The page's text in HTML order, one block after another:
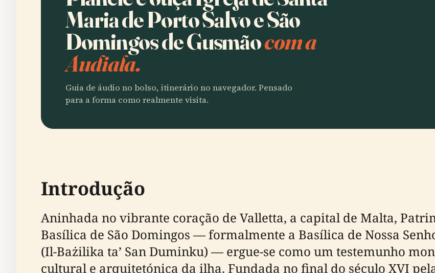
Maria de Porto Salvo e São
Domingos de Gusmãocom a
Audiala.
Guia de áudio no bolso, itinerário no navegador. Pensado
para a forma como realmente visita.
Introdução
Aninhada no vibrante coração de Valletta, a capital de Malta,
Basílica de São Domingos — formalmente a Basílica de Nossa
(Il-Bażilika ta’ San Duminku) — ergue-se como um testemunho
cultural e arquitetónica da ilha. Fundada no final do século XVI